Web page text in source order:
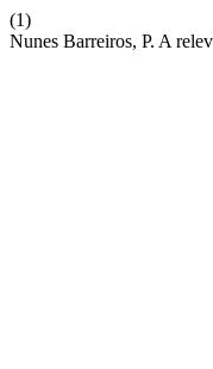
(1)
Nunes Barreiros, P. A